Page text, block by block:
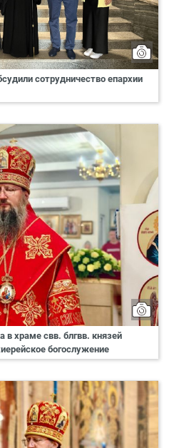
сотрудничество епархии
в храме свв. блгвв. князей
богослужение